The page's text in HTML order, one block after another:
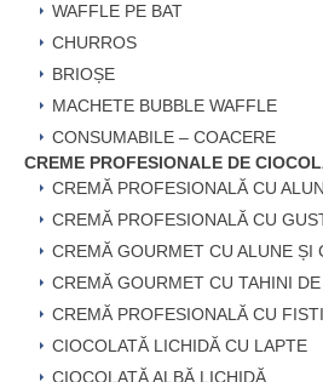
WAFFLE PE BAT
CHURROS
BRIOȘE
MACHETE BUBBLE WAFFLE
CONSUMABILE – COACERE
CREME PROFESIONALE DE
CREMĂ PROFESIONALĂ CU
CREMĂ PROFESIONALĂ CU
CREMĂ GOURMET CU ALUNE ȘI
CREMĂ GOURMET CU TAHINI DE
CREMĂ PROFESIONALĂ CU
CIOCOLATĂ LICHIDĂ CU LAPTE
CIOCOLATĂ ALBĂ LICHIDĂ